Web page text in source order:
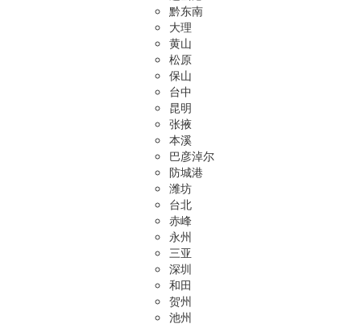
黔东南
大理
黄山
松原
保山
台中
昆明
张掖
本溪
巴彦淖尔
防城港
潍坊
台北
赤峰
永州
三亚
深圳
和田
贺州
池州